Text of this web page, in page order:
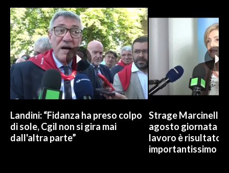
Landini: “Fidanza ha preso colpo
di sole, Cgil non si gira mai
dall'altra parte”
Strage Marcinelle,
agosto giornata
lavoro è risultato
importantissimo